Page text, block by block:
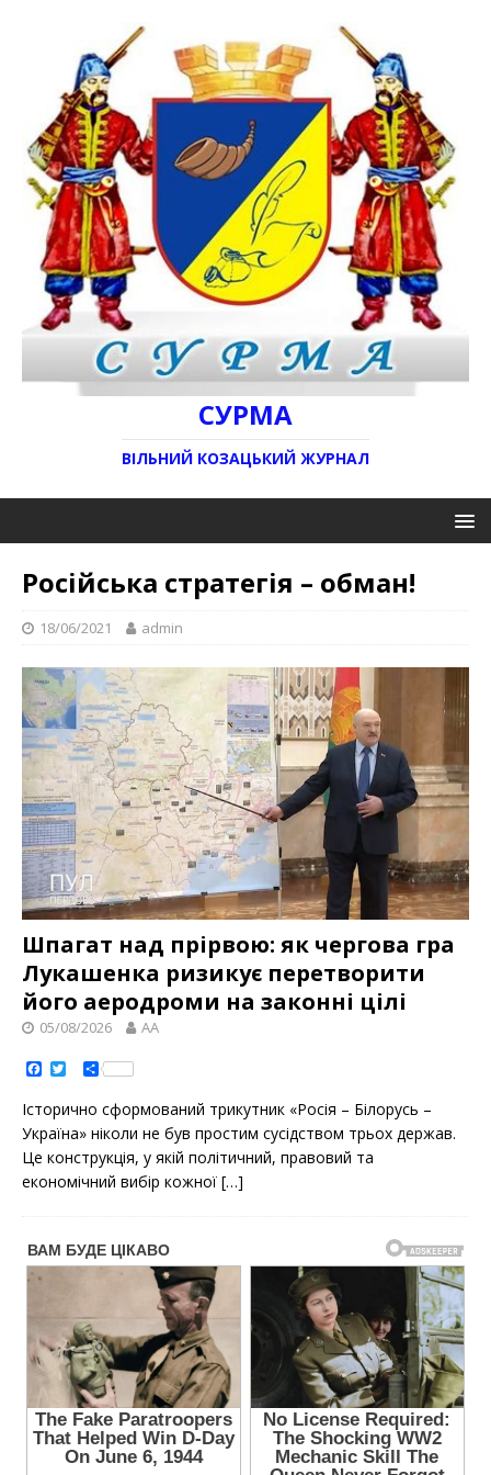
СУРМА
ВІЛЬНИЙ КОЗАЦЬКИЙ ЖУРНАЛ
Російська стратегія – обман!
18/06/2021 admin
Шпагат над прірвою: як чергова гра
Лукашенка ризикує перетворити
його аеродроми на законні цілі
05/08/2026 AA
a
e
b
o
o
k
t
t
e
r
S
h
r
e
Історично сформований трикутник «Росія – Білорусь –
Україна» ніколи не був простим сусідством трьох держав.
Це конструкція, у якій політичний, правовий та
економічний вибір кожної […]